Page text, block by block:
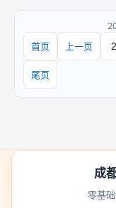
首页
上一页
尾页
成
零基